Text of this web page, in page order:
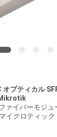
オプティカル
ァイバーモジ
イクロティック